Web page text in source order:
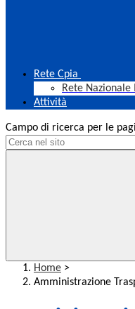
Rete Cpia
Rete Nazionale
Attività
Campo di ricerca per le
Home >
Amministrazione